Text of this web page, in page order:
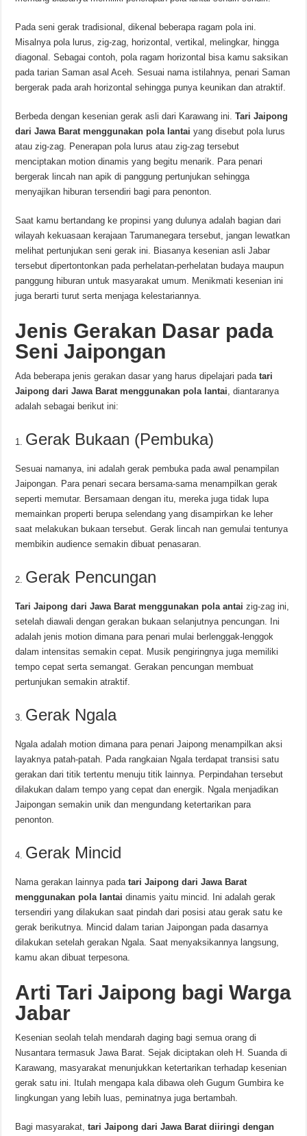
Pada seni gerak tradisional, dikenal beberapa ragam pola ini.
Misalnya pola lurus, zig-zag, horizontal, vertikal, melingkar, hingga
diagonal. Sebagai contoh, pola ragam horizontal bisa kamu saksikan
pada tarian Saman asal Aceh. Sesuai nama istilahnya, penari Saman
bergerak pada arah horizontal sehingga punya keunikan dan atraktif.
Berbeda dengan kesenian gerak asli dari Karawang ini.Tari Jaipong
dari Jawa Barat menggunakan pola lantaiyang disebut pola lurus
atau zig-zag. Penerapan pola lurus atau zig-zag tersebut
menciptakan motion dinamis yang begitu menarik. Para penari
bergerak lincah nan apik di panggung pertunjukan sehingga
menyajikan hiburan tersendiri bagi para penonton.
Saat kamu bertandang ke propinsi yang dulunya adalah bagian dari
wilayah kekuasaan kerajaan Tarumanegara tersebut, jangan lewatkan
melihat pertunjukan seni gerak ini. Biasanya kesenian asli Jabar
tersebut dipertontonkan pada perhelatan-perhelatan budaya maupun
panggung hiburan untuk masyarakat umum. Menikmati kesenian ini
juga berarti turut serta menjaga kelestariannya.
Jenis Gerakan Dasar pada
Seni Jaipongan
Ada beberapa jenis gerakan dasar yang harus dipelajari padatari
Jaipong dari Jawa Barat menggunakan pola lantai, diantaranya
adalah sebagai berikut ini:
Gerak Bukaan (Pembuka)
Sesuai namanya, ini adalah gerak pembuka pada awal penampilan
Jaipongan. Para penari secara bersama-sama menampilkan gerak
seperti memutar. Bersamaan dengan itu, mereka juga tidak lupa
memainkan properti berupa selendang yang disampirkan ke leher
saat melakukan bukaan tersebut. Gerak lincah nan gemulai tentunya
membikin audience semakin dibuat penasaran.
Gerak Pencungan
Tari Jaipong dari Jawa Barat menggunakan pola antaizig-zag ini,
setelah diawali dengan gerakan bukaan selanjutnya pencungan. Ini
adalah jenis motion dimana para penari mulai berlenggak-lenggok
dalam intensitas semakin cepat. Musik pengiringnya juga memiliki
tempo cepat serta semangat. Gerakan pencungan membuat
pertunjukan semakin atraktif.
Gerak Ngala
Ngala adalah motion dimana para penari Jaipong menampilkan aksi
layaknya patah-patah. Pada rangkaian Ngala terdapat transisi satu
gerakan dari titik tertentu menuju titik lainnya. Perpindahan tersebut
dilakukan dalam tempo yang cepat dan energik. Ngala menjadikan
Jaipongan semakin unik dan mengundang ketertarikan para
penonton.
Gerak Mincid
Nama gerakan lainnya padatari Jaipong dari Jawa Barat
menggunakan pola lantaidinamis yaitu mincid. Ini adalah gerak
tersendiri yang dilakukan saat pindah dari posisi atau gerak satu ke
gerak berikutnya. Mincid dalam tarian Jaipongan pada dasarnya
dilakukan setelah gerakan Ngala. Saat menyaksikannya langsung,
kamu akan dibuat terpesona.
Arti Tari Jaipong bagi Warga
Jabar
Kesenian seolah telah mendarah daging bagi semua orang di
Nusantara termasuk Jawa Barat. Sejak diciptakan oleh H. Suanda di
Karawang, masyarakat menunjukkan ketertarikan terhadap kesenian
gerak satu ini. Itulah mengapa kala dibawa oleh Gugum Gumbira ke
lingkungan yang lebih luas, peminatnya juga bertambah.
Bagi masyarakat,tari Jaipong dari Jawa Barat diiringi dengan